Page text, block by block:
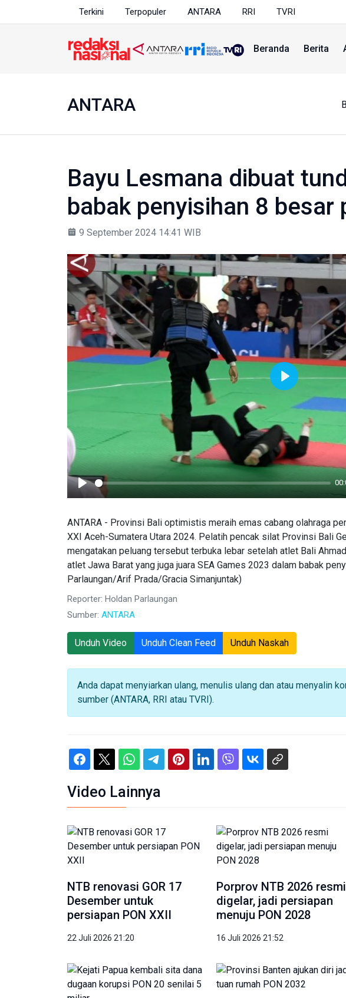
Terkini Terpopuler ANTARA RRI TVRI
Beranda Berita
ANTARA
Bayu Lesmana dibuat
babak penyisihan 8 besar
9 September 2024 14:41 WIB
Play
Play
ANTARA - Provinsi Bali optimistis meraih emas cabang olahraga
XXI Aceh-Sumatera Utara 2024. Pelatih pencak silat Provinsi Bali
mengatakan peluang tersebut terbuka lebar setelah atlet Bali
atlet Jawa Barat yang juga juara SEA Games 2023 dalam babak
Parlaungan/Arif Prada/Gracia Simanjuntak)
Reporter: Holdan Parlaungan
Sumber: ANTARA
Unduh Video Unduh Clean Feed Unduh Naskah
Anda dapat menyiarkan ulang, menulis ulang dan atau menyalin
sumber (ANTARA, RRI atau TVRI).
Video Lainnya
NTB renovasi GOR 17
Desember untuk
persiapan PON XXII
22 Juli 2026 21:20
Porprov NTB 2026 resmi
digelar, jadi persiapan
menuju PON 2028
16 Juli 2026 21:52